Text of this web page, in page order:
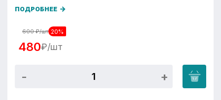
ПОДРОБНЕЕ
600 ₽/шт 20%
480₽/шт